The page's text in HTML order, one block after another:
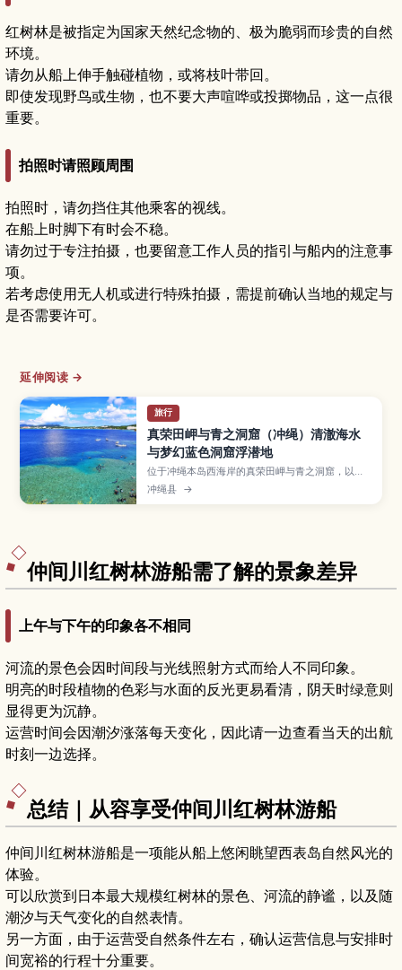
红树林是被指定为国家天然纪念物的、极为脆弱而珍贵的自然
环境。
请勿从船上伸手触碰植物，或将枝叶带回。
即使发现野鸟或生物，也不要大声喧哗或投掷物品，这一点很
重要。
拍照时请照顾周围
拍照时，请勿挡住其他乘客的视线。
在船上时脚下有时会不稳。
请勿过于专注拍摄，也要留意工作人员的指引与船内的注意事
项。
若考虑使用无人机或进行特殊拍摄，需提前确认当地的规定与
是否需要许可。
延伸阅读 →
旅行
真荣田岬与青之洞窟（冲绳）清澈海水
与梦幻蓝色洞窟浮潜地
位于冲绳本岛西海岸的真荣田岬与青之洞窟，以透
明海水和梦幻蔚蓝光影而闻名，是人气浮潜与潜水
圣地。本文介绍报名前需了解的行程类型、适合初
冲绳县 →
仲间川红树林游船需了解的景象差异
上午与下午的印象各不相同
河流的景色会因时间段与光线照射方式而给人不同印象。
明亮的时段植物的色彩与水面的反光更易看清，阴天时绿意则
显得更为沉静。
运营时间会因潮汐涨落每天变化，因此请一边查看当天的出航
时刻一边选择。
总结｜从容享受仲间川红树林游船
仲间川红树林游船是一项能从船上悠闲眺望西表岛自然风光的
体验。
可以欣赏到日本最大规模红树林的景色、河流的静谧，以及随
潮汐与天气变化的自然表情。
另一方面，由于运营受自然条件左右，确认运营信息与安排时
间宽裕的行程十分重要。